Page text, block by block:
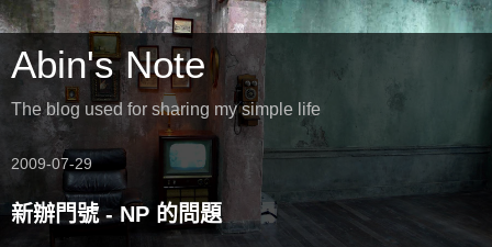
Abin's Note
The blog used for sharing my simple life
2009-07-29
新辦門號 - NP 的問題